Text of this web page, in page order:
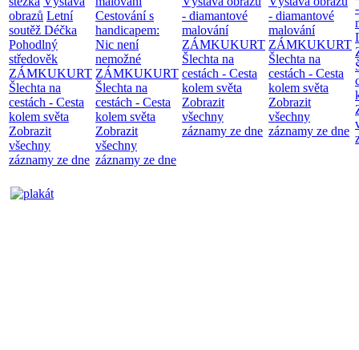
obrazů Letní
soutěž Déčka
Pohodlný
středověk
ZÁMKUKURT
Šlechta na
cestách - Cesta
kolem světa
Zobrazit
všechny
záznamy ze dne
Cestování s
handicapem:
Nic není
nemožné
ZÁMKUKURT
Šlechta na
cestách - Cesta
kolem světa
Zobrazit
všechny
záznamy ze dne
- diamantové
malování
ZÁMKUKURT
Šlechta na
cestách - Cesta
kolem světa
Zobrazit
všechny
záznamy ze dne
- diamantové
malování
ZÁMKUKURT
Šlechta na
cestách - Cesta
kolem světa
Zobrazit
všechny
záznamy ze dne